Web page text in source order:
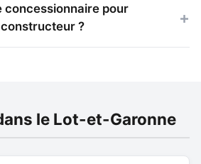
concessionnaire pour
?
le Lot-et-Garonne